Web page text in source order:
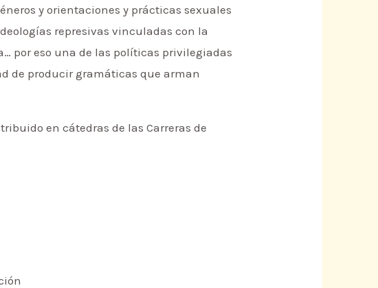
y orientaciones y prácticas sexuales
represivas vinculadas con la
por eso una de las políticas privilegiadas
de producir gramáticas que arman
en cátedras de las Carreras de